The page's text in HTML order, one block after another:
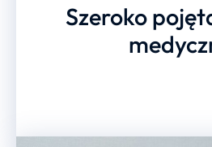
Szeroko